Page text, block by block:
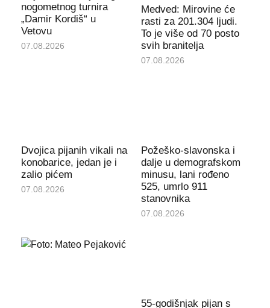
nogometnog turnira
„Damir Kordiš“ u
Vetovu
07.08.2026
Medved: Mirovine će
rasti za 201.304 ljudi.
To je više od 70 posto
svih branitelja
07.08.2026
Dvojica pijanih vikali na
konobarice, jedan je i
zalio pićem
07.08.2026
Požeško-slavonska i
dalje u demografskom
minusu, lani rođeno
525, umrlo 911
stanovnika
07.08.2026
55-godišnjak pijan s